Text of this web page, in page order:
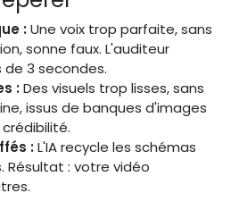
:Une voix trop parfaite, sans
sonne faux. L'auditeur
3 secondes.
:Des visuels trop lisses, sans
issus de banques d'images
:L'IA recycle les schémas
Résultat : votre vidéo